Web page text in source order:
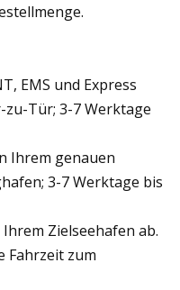
EMS und Express
zu-Tür; 3-7 Werktage
Ihrem genauen
3-7 Werktage bis
Zielseehafen ab.
Fahrzeit zum